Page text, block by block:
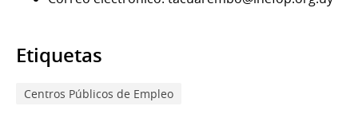
Etiquetas
Centros Públicos de Empleo